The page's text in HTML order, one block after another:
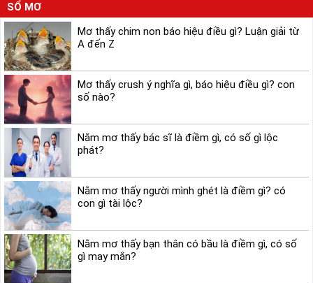
SỔ MƠ
Mơ thấy chim non báo hiệu điều gì? Luận giải từ
A đến Z
Mơ thấy crush ý nghĩa gì, báo hiệu điều gì? con
số nào?
Nằm mơ thấy bác sĩ là điềm gì, có số gì lộc
phát?
Nằm mơ thấy người mình ghét là điềm gì? có
con gì tài lộc?
Nằm mơ thấy bạn thân có bầu là điềm gì, có số
gì may mắn?